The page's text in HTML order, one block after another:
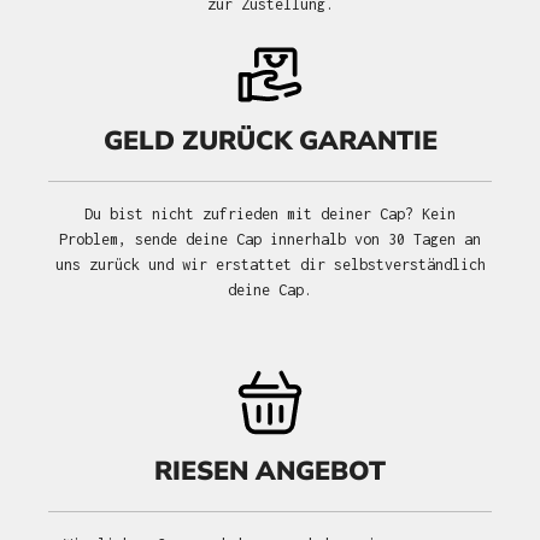
zur Zustellung.
GELD ZURÜCK GARANTIE
Du bist nicht zufrieden mit deiner Cap? Kein
Problem, sende deine Cap innerhalb von 30 Tagen an
uns zurück und wir erstattet dir selbstverständlich
deine Cap.
RIESEN ANGEBOT